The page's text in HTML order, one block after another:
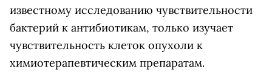
известному исследованию чувствительности
бактерий к антибиотикам, только изучает
чувствительность клеток опухоли к
химиотерапевтическим препаратам.